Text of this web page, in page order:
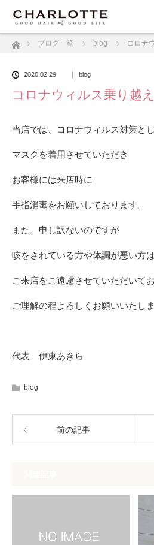
ホームブログ一覧 blog コロナ
2020.02.29 blog
コロナウィルス乗り越
当店では、コロナウィルス対策と
マスクを着用させていただき
お客様には来店時に
手指消毒をお願いしております。
また、申し訳ないのですが
咳をされている方や体調が悪い方は
ご来店をご遠慮させていただいてお
ご理解の程よろしくお願いいたしま
代表 伊東あきら
blog
前の記事